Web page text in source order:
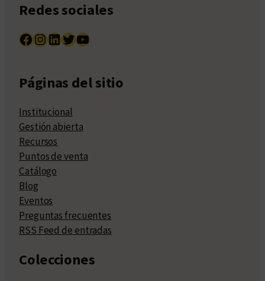
Redes sociales
Facebook InstagramLinkedIn Twitter YouTube
Páginas del sitio
Institucional
Gestión abierta
Recursos
Puntos de venta
Catálogo
Blog
Eventos
Preguntas frecuentes
RSS Feed de entradas
Colecciones